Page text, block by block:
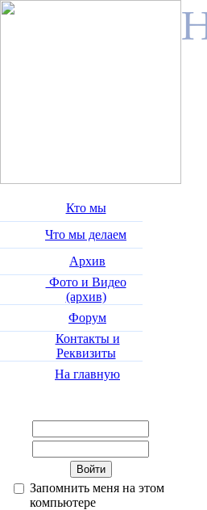
Кто мы
Что мы делаем
Архив
Фото и Видео
(архив)
Форум
Контакты и
Реквизиты
На главную
Запомнить меня на этом
компьютере